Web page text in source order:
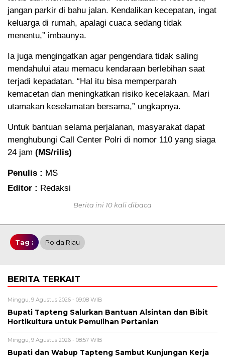
jangan parkir di bahu jalan. Kendalikan kecepatan, ingat
keluarga di rumah, apalagi cuaca sedang tidak
menentu,” imbaunya.
Ia juga mengingatkan agar pengendara tidak saling
mendahului atau memacu kendaraan berlebihan saat
terjadi kepadatan. “Hal itu bisa memperparah
kemacetan dan meningkatkan risiko kecelakaan. Mari
utamakan keselamatan bersama,” ungkapnya.
Untuk bantuan selama perjalanan, masyarakat dapat
menghubungi Call Center Polri di nomor 110 yang siaga
24 jam (MS/rilis)
Penulis : MS
Editor : Redaksi
Berita ini 10 kali dibaca
Tag : Polda Riau
BERITA TERKAIT
Minggu, 9 Agustus 2026 - 09:08 WIB
Bupati Tapteng Salurkan Bantuan Alsintan dan Bibit
Hortikultura untuk Pemulihan Pertanian
Minggu, 9 Agustus 2026 - 08:57 WIB
Bupati dan Wabup Tapteng Sambut Kunjungan Kerja